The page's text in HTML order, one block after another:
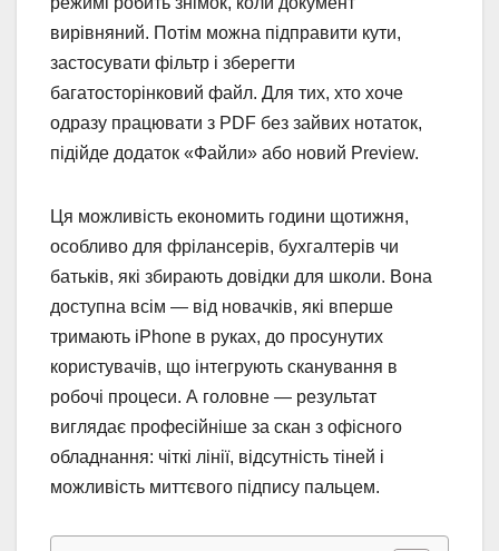
вирівняний. Потім можна підправити кути,
застосувати фільтр і зберегти
багатосторінковий файл. Для тих, хто хоче
одразу працювати з PDF без зайвих нотаток,
підійде додаток «Файли» або новий Preview.
Ця можливість економить години щотижня,
особливо для фрілансерів, бухгалтерів чи
батьків, які збирають довідки для школи. Вона
доступна всім — від новачків, які вперше
тримають iPhone в руках, до просунутих
користувачів, що інтегрують сканування в
робочі процеси. А головне — результат
виглядає професійніше за скан з офісного
обладнання: чіткі лінії, відсутність тіней і
можливість миттєвого підпису пальцем.